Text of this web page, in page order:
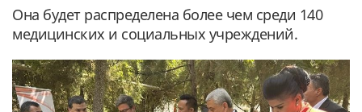
Она будет распределена более чем среди 140
медицинских и социальных учреждений.